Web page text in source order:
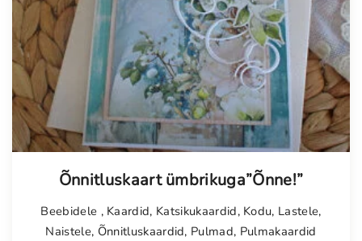
Õnnitluskaart ümbrikuga”Õnne!”
Beebidele , Kaardid, Katsikukaardid, Kodu, Lastele,
Naistele, Õnnitluskaardid, Pulmad, Pulmakaardid